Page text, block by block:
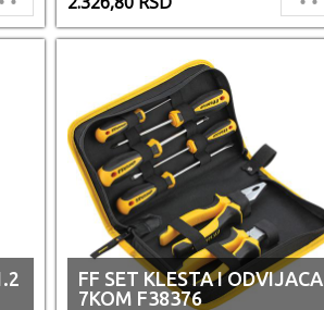
FF SET KLESTA I ODVIJACA
7KOM F38376